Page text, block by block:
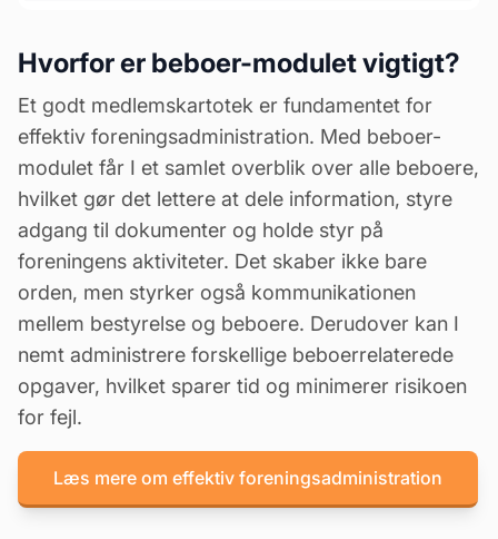
Hvorfor er beboer-modulet vigtigt?
Et godt medlemskartotek er fundamentet for
effektiv foreningsadministration. Med beboer-
modulet får I et samlet overblik over alle beboere,
hvilket gør det lettere at dele information, styre
adgang til dokumenter og holde styr på
foreningens aktiviteter. Det skaber ikke bare
orden, men styrker også kommunikationen
mellem bestyrelse og beboere. Derudover kan I
nemt administrere forskellige beboerrelaterede
opgaver, hvilket sparer tid og minimerer risikoen
for fejl.
Læs mere om effektiv foreningsadministration